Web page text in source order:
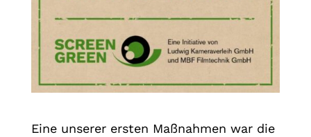
Eine unserer ersten Maßnahmen war die